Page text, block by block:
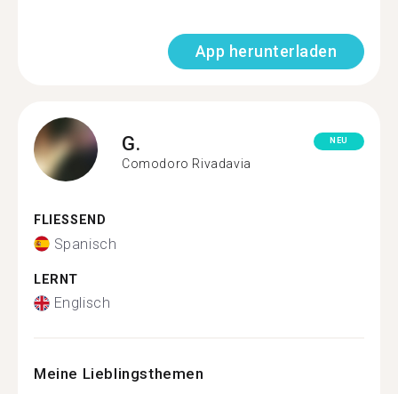
App herunterladen
G.
Comodoro Rivadavia
NEU
FLIESSEND
Spanisch
LERNT
Englisch
Meine Lieblingsthemen